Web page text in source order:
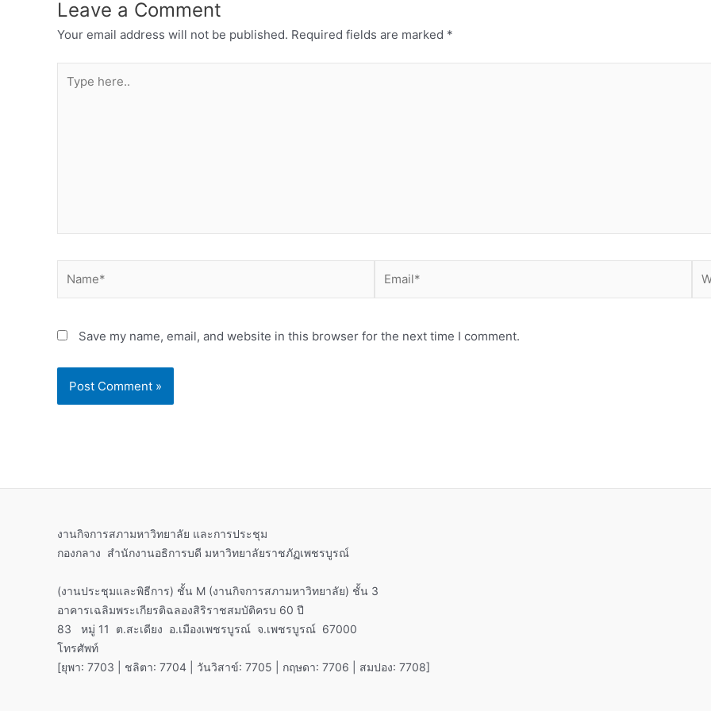
Leave a Comment
Your email address will not be published. Required fields are marked *
here..
Save my name, email, and website in this browser for the next time I comment.
งานกิจการสภามหาวิทยาลัย และการประชุม
กองกลาง สำนักงานอธิการบดี มหาวิทยาลัยราชภัฏเพชรบูรณ์
(งานประชุมและพิธีการ) ชั้น M (งานกิจการสภามหาวิทยาลัย) ชั้น 3
อาคารเฉลิมพระเกียรติฉลองสิริราชสมบัติครบ 60 ปี
83 หมู่ 11 ต.สะเดียง อ.เมืองเพชรบูรณ์ จ.เพชรบูรณ์ 67000
โทรศัพท์
[ยุพา: 7703 | ชลิตา: 7704 | วันวิสาข์: 7705 | กฤษดา: 7706 | สมปอง: 7708]